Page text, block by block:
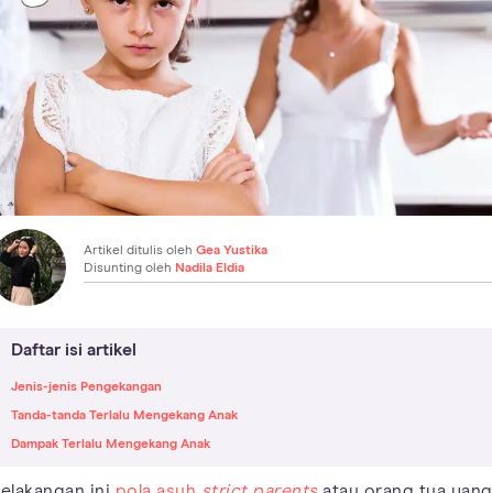
Artikel ditulis oleh Gea Yustika
Disunting oleh Nadila Eldia
Daftar isi artikel
Jenis-jenis Pengekangan
Tanda-tanda Terlalu Mengekang Anak
Dampak Terlalu Mengekang Anak